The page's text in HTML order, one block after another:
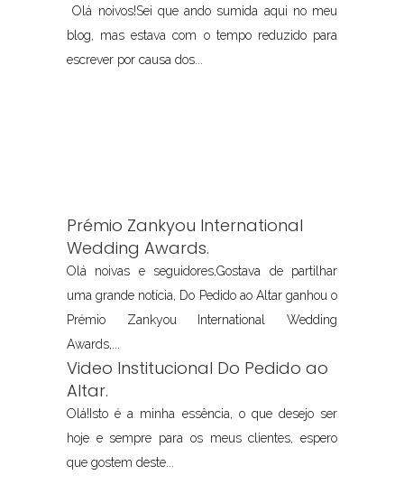
Olá noivos!Sei que ando sumida aqui no meu
blog, mas estava com o tempo reduzido para
escrever por causa dos...
Prémio Zankyou International
Wedding Awards.
Olá noivas e seguidores,Gostava de partilhar
uma grande notícia, Do Pedido ao Altar ganhou o
Prémio Zankyou International Wedding
Awards,...
Video Institucional Do Pedido ao
Altar.
Olá!Isto é a minha essência, o que desejo ser
hoje e sempre para os meus clientes, espero
que gostem deste...